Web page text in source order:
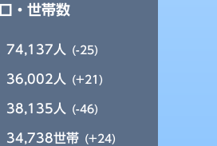
・世帯数
74,137人 (-25)
36,002人 (+21)
38,135人 (-46)
34,738世帯 (+24)